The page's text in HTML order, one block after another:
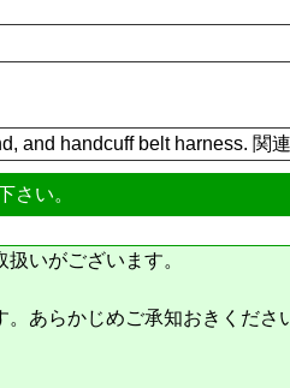
and handcuff belt harness. 関
さい。
いがございます。
あらかじめご承知おきくださ